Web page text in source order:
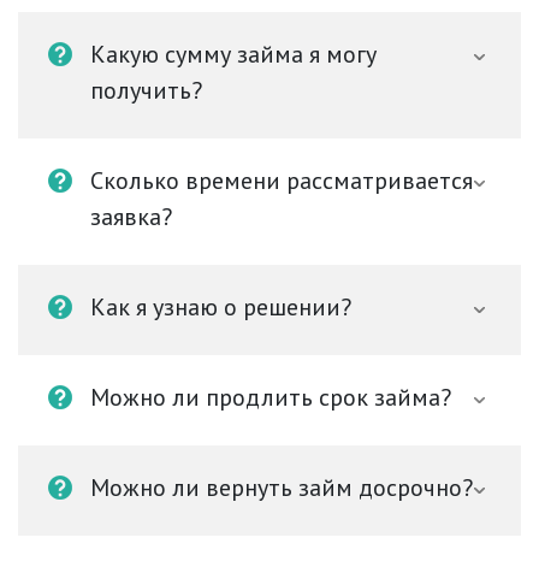
Какую сумму займа я могу
получить?
Сколько времени рассматривается
заявка?
Как я узнаю о решении?
Можно ли продлить срок займа?
Можно ли вернуть займ досрочно?